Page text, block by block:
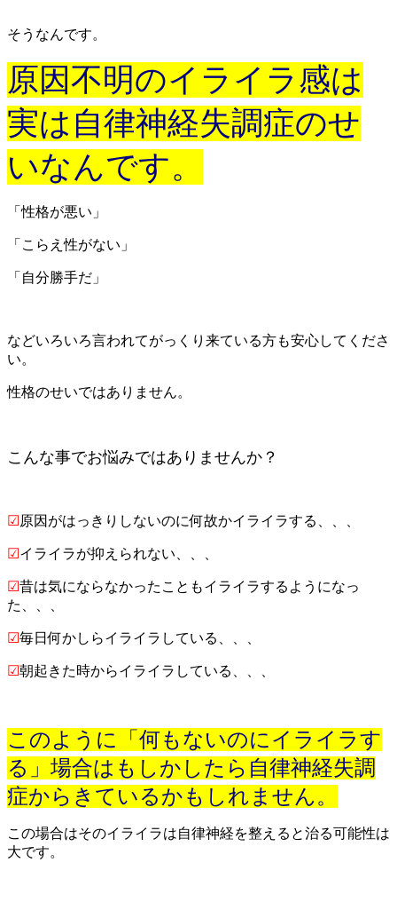
そうなんです。
原因不明のイライラ感は
実は自律神経失調症のせ
いなんです。
「性格が悪い」
「こらえ性がない」
「自分勝手だ」
などいろいろ言われてがっくり来ている方も安心してくださ
い。
性格のせいではありません。
こんな事でお悩みではありませんか？
☑原因がはっきりしないのに何故かイライラする、、、
☑イライラが抑えられない、、、
☑昔は気にならなかったこともイライラするようになっ
た、、、
☑毎日何かしらイライラしている、、、
☑朝起きた時からイライラしている、、、
このように「何もないのにイライラす
る」場合はもしかしたら自律神経失調
症からきているかもしれません。
この場合はそのイライラは自律神経を整えると治る可能性は
大です。